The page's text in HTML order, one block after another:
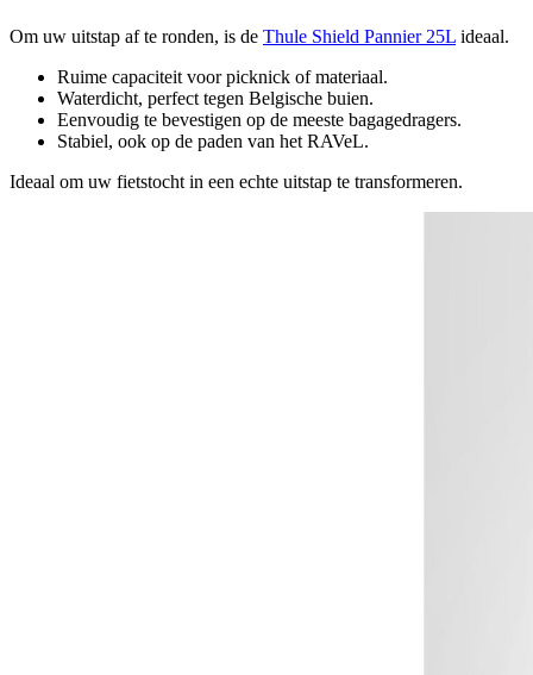
Om uw uitstap af te ronden, is de Thule Shield Pannier 25L ideaal.
Ruime capaciteit voor picknick of materiaal.
Waterdicht, perfect tegen Belgische buien.
Eenvoudig te bevestigen op de meeste bagagedragers.
Stabiel, ook op de paden van het RAVeL.
Ideaal om uw fietstocht in een echte uitstap te transformeren.